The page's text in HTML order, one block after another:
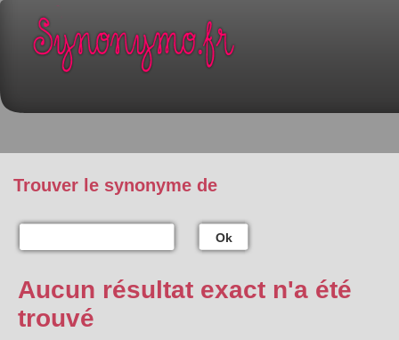
Trouver le synonyme de
Ok
Aucun résultat exact n'a été
trouvé